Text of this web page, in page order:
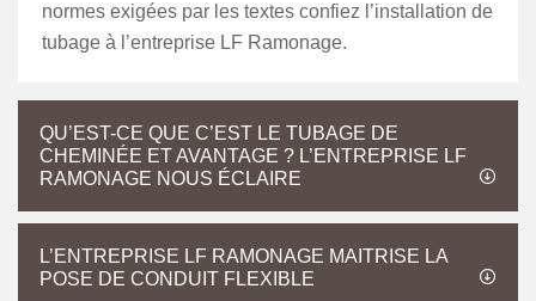
normes exigées par les textes confiez l’installation de
tubage à l’entreprise LF Ramonage.
QU’EST-CE QUE C’EST LE TUBAGE DE
CHEMINÉE ET AVANTAGE ? L’ENTREPRISE LF
RAMONAGE NOUS ÉCLAIRE
L’ENTREPRISE LF RAMONAGE MAITRISE LA
POSE DE CONDUIT FLEXIBLE